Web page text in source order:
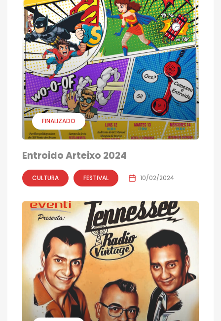
FINALIZADO
Entroido Arteixo 2024
CULTURA FESTIVAL 10/02/2024